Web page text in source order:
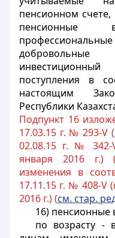
пенсионном
пенсионные
поступления в
настоящим
Республики
Подпункт 16
17.03.15 г. № 293-V (
02.08.15 г. № 342-
января 2016 г.) (
изменения в
17.11.15 г. № 408-V
2016 г.) (см. стар.
16) пенсионные
по возрасту -